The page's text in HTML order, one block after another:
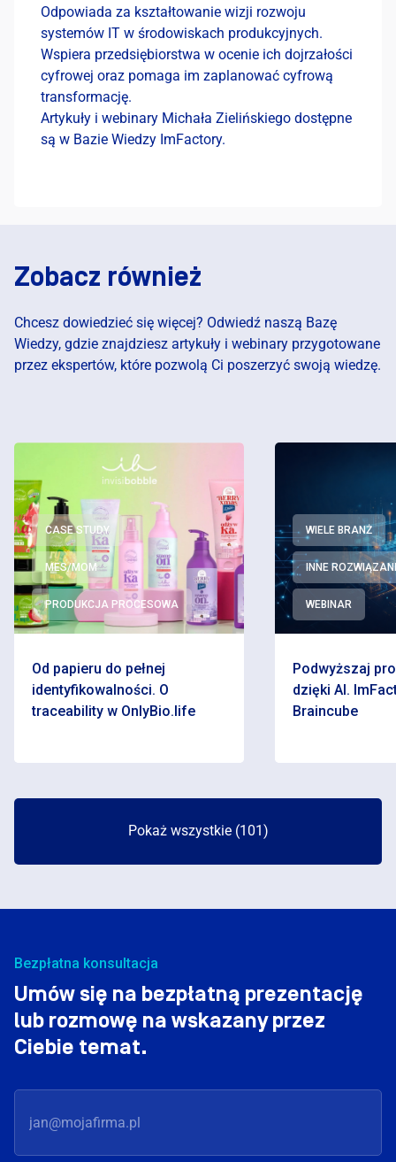
Odpowiada za kształtowanie wizji rozwoju
systemów IT w środowiskach produkcyjnych.
Wspiera przedsiębiorstwa w ocenie ich dojrzałości
cyfrowej oraz pomaga im zaplanować cyfrową
transformację.
Artykuły i webinary Michała Zielińskiego dostępne
są w Bazie Wiedzy ImFactory.
Zobacz również
Chcesz dowiedzieć się więcej? Odwiedź naszą Bazę
Wiedzy, gdzie znajdziesz artykuły i webinary przygotowane
przez ekspertów, które pozwolą Ci poszerzyć swoją wiedzę.
CASE STUDY
MES/MOM
PRODUKCJA PROCESOWA
Od papieru do pełnej
identyfikowalności. O
traceability w OnlyBio.life
WIELE BRANŻ
INNE
WEBINAR
Podwyższaj
dzięki AI.
Braincube
Pokaż wszystkie (101)
Bezpłatna konsultacja
Umów się na bezpłatną prezentację
lub rozmowę na wskazany przez
Ciebie temat.